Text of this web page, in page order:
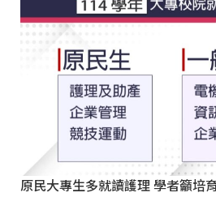
原民大專生多就讀護理 學者籲培